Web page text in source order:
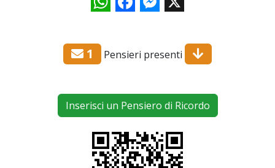
1 Pensieri presenti
Inserisci un Pensiero di Ricordo